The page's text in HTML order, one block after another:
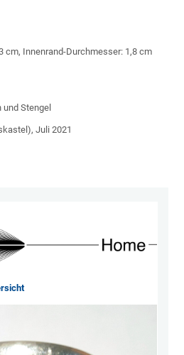
cm, Innenrand-Durchmesser: 1,8 cm
Stengel
Juli 2021